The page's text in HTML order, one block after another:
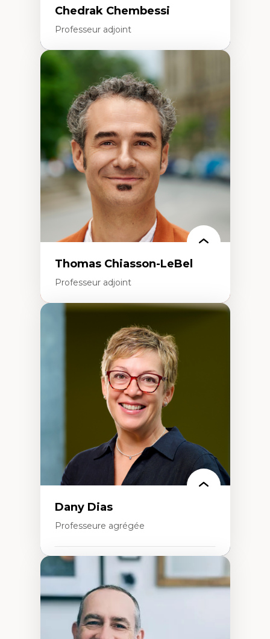
Chedrak Chembessi
Professeur adjoint
Économie circulaire
Modèles d’affaires durables
Histoire des faits économiques
Gestion durable des ressources naturelles
Écologie industrielle
Aménagement durable du territoire
Développement régional
Coopératives
Télétravail en milieu rural francophone
Transition socio-écologique
Thomas Chiasson-LeBel
Professeur adjoint
Théories du développement
Économie politique comparée
Élites économiques
Sociologie économique
Extractivisme
Classes sociales
Mouvements sociaux
Théories de l’État
Dany Dias
Professeure agrégée
Pédagogies critiques et justice sociale
Éthique relationnelle et sollicitude en
éducation
Décolonisation et autochtonisation de la
formation à l’enseignement
Littératie et didactique du français